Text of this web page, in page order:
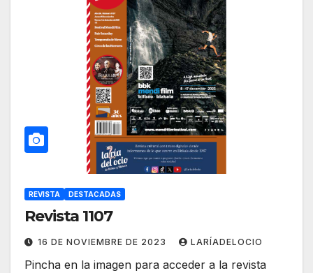
REVISTA DESTACADAS
Revista 1107
16 DE NOVIEMBRE DE 2023 LARÍADELOCIO
Pincha en la imagen para acceder a la revista